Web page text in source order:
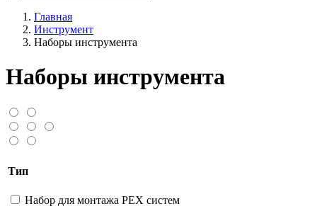
Главная
Инструмент
Наборы инструмента
Наборы инструмента
Тип
Набор для монтажа PEX систем